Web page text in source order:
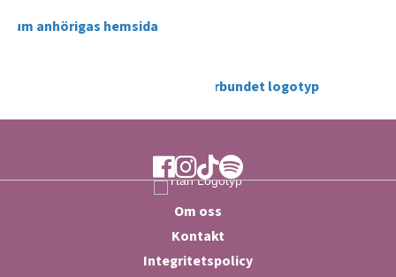
Ytan Facebook
Ytan Instagram
Ytan TikTok
Ytan Spotify
Om oss
Kontakt
Integritetspolicy